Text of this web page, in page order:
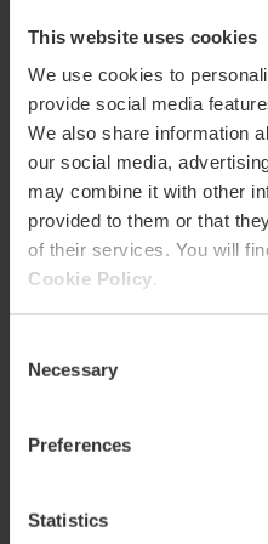
This website uses cookies
We use cookies to
provide social media
We also share information
our social media,
may combine it with other
provided to them or that
of their services. You will
Cookie Policy
Selection
Necessary
Preferences
Statistics
Come arrivare
Calle del Rei En